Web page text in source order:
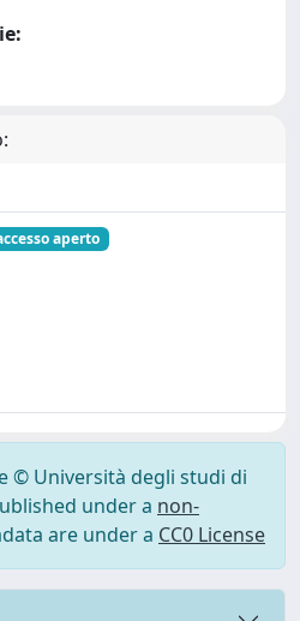
aperto
© Università degli studi di
under a non-
are under a CC0 License